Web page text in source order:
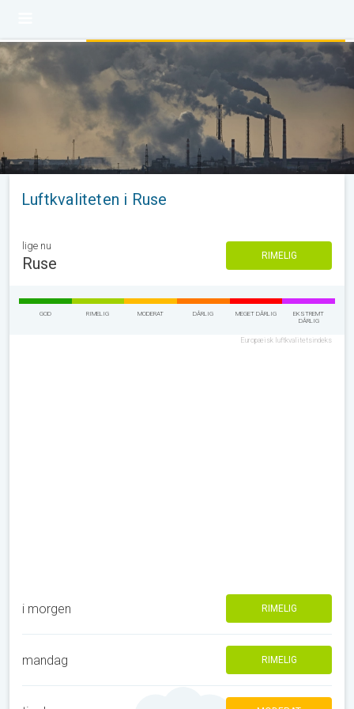
Luftkvaliteten i Ruse
lige nu
Ruse RIMELIG
GOD RIMELIG MODERAT DÅRLIG MEGET DÅRLIG
EKSTREMT
DÅRLIG
Europæisk luftkvalitetsindeks
i morgen RIMELIG
mandag RIMELIG